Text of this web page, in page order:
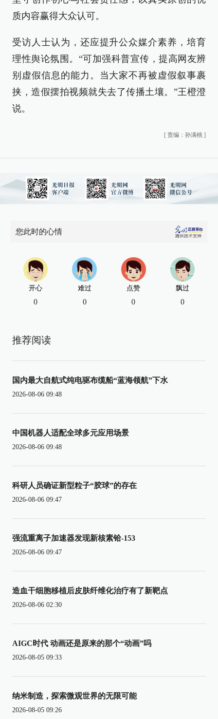
质内容赢得大众认可。
受访人士认为，还应提升公众媒介素养，培育
理性舆论氛围。“可加强科普宣传，提高网友辨
别虚假信息的能力。当大家不再被虚假叙事裹
挟，造假摆拍视频就失去了传播土壤。”王橙澄
说。
[ 责编：孙满桃 ]
您此时的心情
开心
0
难过
0
点赞
0
飘过
0
推荐阅读
国内最大自航式纯电驱布缆船“蓝海领航”下水
2026-08-06 09:48
中国机器人适配全球多元应用场景
2026-08-06 09:48
科研人员确证新型粒子“胶球”的存在
2026-08-06 09:47
强流重离子加速器发现新核素铪-153
2026-08-06 09:47
造血干细胞移植后皮肤纤维化治疗有了新靶点
2026-08-06 02:30
AIGC时代 动画还是原来的那个“动画”吗
2026-08-05 09:33
纳米制造，探索微观世界的无限可能
2026-08-05 09:26